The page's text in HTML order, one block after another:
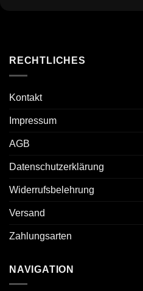
RECHTLICHES
Kontakt
Impressum
AGB
Datenschutzerklärung
Widerrufsbelehrung
Versand
Zahlungsarten
NAVIGATION